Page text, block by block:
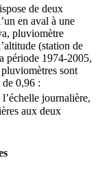
de deux
en aval à une
pluviomètre
(station de
période 1974-2005,
sont
0,96 :
journalière,
aux deux